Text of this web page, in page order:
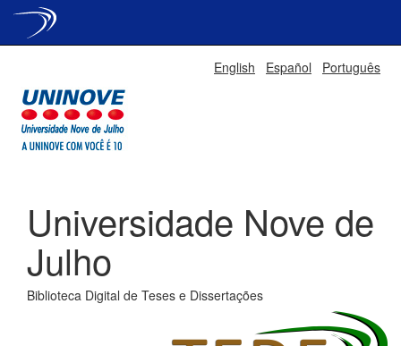
English Español Português
Universidade Nove de
Julho
Biblioteca Digital de Teses e Dissertações